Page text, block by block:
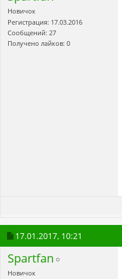
Новичок
Регистрация: 17.03.2016
Сообщений: 27
Получено лайков: 0
17.01.2017, 10:21
Spartfan
Новичок